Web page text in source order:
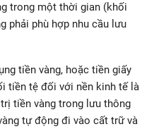
trong một thời gian (khối
phải phù hợp nhu cầu lưu
tiền vàng, hoặc tiền giấy
tiền tệ đối với nền kinh tế là
tiền vàng trong lưu thông
tự động đi vào cất trữ và